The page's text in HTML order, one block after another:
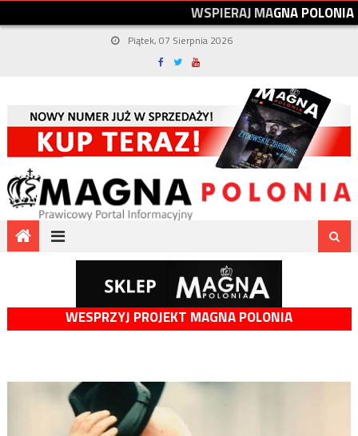
WSPIERAJMAGNAPOLONIA
Piątek, 07 Sierpnia 2026
WESPRZYJ PROJEKT MAGNA POLONIA